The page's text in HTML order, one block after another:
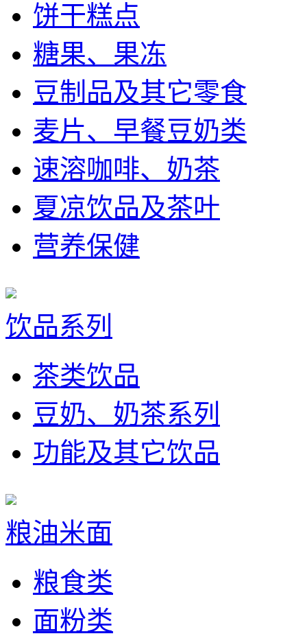
饼干糕点
糖果、果冻
豆制品及其它零食
麦片、早餐豆奶类
速溶咖啡、奶茶
夏凉饮品及茶叶
营养保健
饮品系列
茶类饮品
豆奶、奶茶系列
功能及其它饮品
粮油米面
粮食类
面粉类